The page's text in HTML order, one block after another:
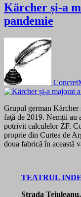
Kärcher și-a
pandemie
Grupul german Kärcher
faţă de 2019. Nemții au
potrivit calculelor ZF.
proprie din Curtea de
doua fabrică în această
TEATRUL
Strada